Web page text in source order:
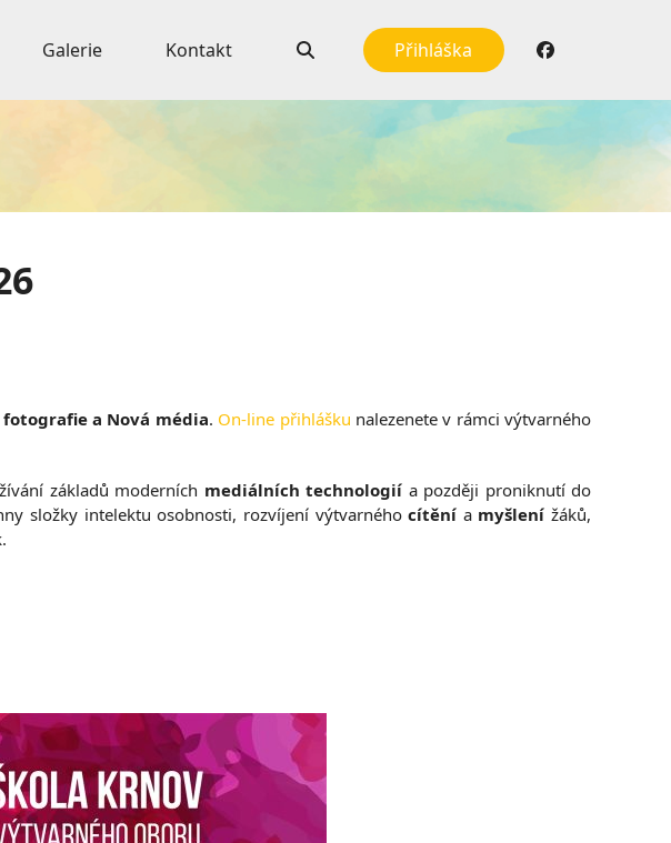
Galerie Kontakt Přihláška
a Nová média. On-line přihlášku nalezenete v rámci výtvarného
základů moderních mediálních technologií a později proniknutí do
složky intelektu osobnosti, rozvíjení výtvarnéhocítění a myšlení žáků,